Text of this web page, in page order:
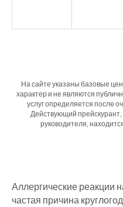
На сайте указаны базовые
характер и не являются
услуг определяется после
Действующий
руководителя,
Аллергические реакции
частая причина